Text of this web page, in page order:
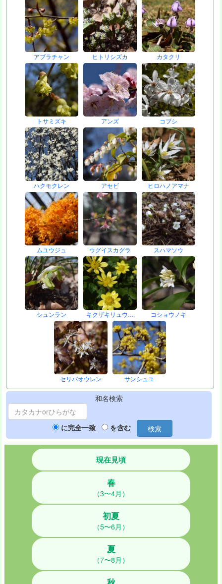
アブラチャン ヒトリシズカ カタクリ
トサミズキ アンズ コブシ
ハクモクレン アセビ ヒロハノアマナ
ムユウジュ ウグイスカグラ スハマソウ
シュンラン キクザキリュウ… コショウノキ
セリバオウレン サンシュユ
和名検索
に完全一致 を含む 検索
現在見頃
春
（3〜4月）
初夏
（5〜6月）
夏
（7〜8月）